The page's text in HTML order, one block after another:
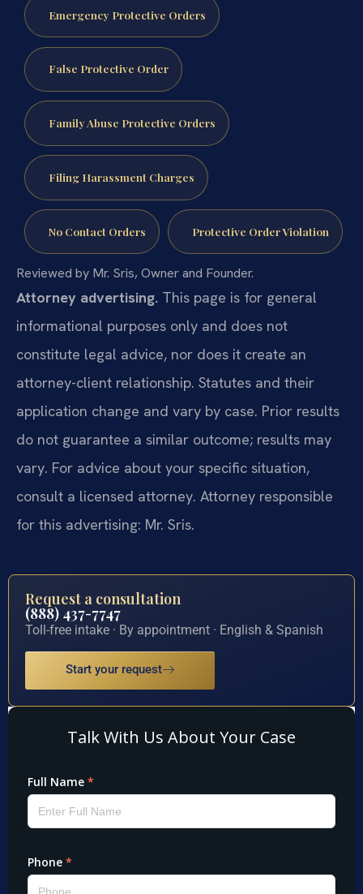
Emergency Protective Orders
False Protective Order
Family Abuse Protective Orders
Filing Harassment Charges
No Contact Orders Protective Order Violation
Reviewed by Mr. Sris, Owner and Founder.
Attorney advertising. This page is for general
informational purposes only and does not
constitute legal advice, nor does it create an
attorney-client relationship. Statutes and their
application change and vary by case. Prior results
do not guarantee a similar outcome; results may
vary. For advice about your specific situation,
consult a licensed attorney. Attorney responsible
for this advertising: Mr. Sris.
Request a consultation
(888) 437-7747
Toll-free intake · By appointment · English & Spanish
Start your request